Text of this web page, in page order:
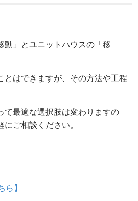
動」とユニットハウスの「移
とはできますが、その方法や工程
て最適な選択肢は変わりますの
ご相談ください。
ら】